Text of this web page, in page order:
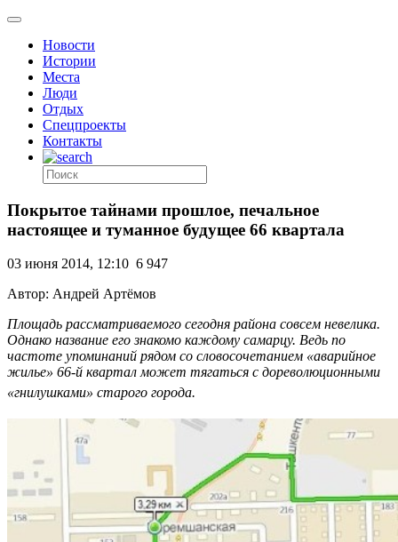
Новости
Истории
Места
Люди
Отдых
Спецпроекты
Контакты
Покрытое тайнами прошлое, печальное
настоящее и туманное будущее 66 квартала
03 июня 2014, 12:10 6 947
Автор: Андрей Артёмов
Площадь рассматриваемого сегодня района совсем невелика.
Однако название его знакомо каждому самарцу. Ведь по
частоте упоминаний рядом со словосочетанием «аварийное
жилье» 66-й квартал может тягаться с дореволюционными
«гнилушками» старого города.